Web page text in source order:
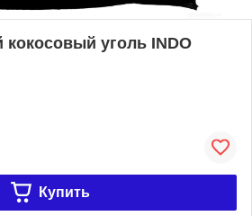
уголь INDO
Купить